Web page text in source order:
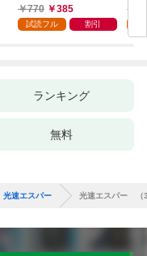
ベルMAXになってまし
た 1巻
770 385
試読フル 割引
ランキング
無料
光速エスパー 光速エスパー （